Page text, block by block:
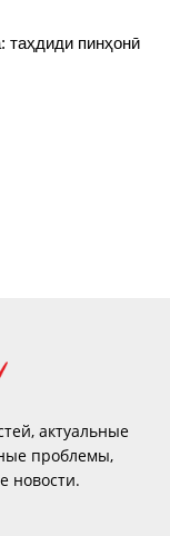
таҳдиди пинҳонӣ
актуальные
проблемы,
новости.